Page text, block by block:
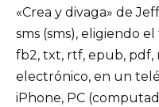
«Crea y divaga» de
sms (sms), eligiendo
fb2, txt, rtf, epub, pdf,
electrónico, en un
iPhone, PC